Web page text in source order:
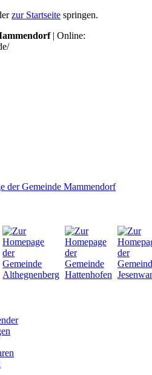
zur Startseite springen.
| Online: